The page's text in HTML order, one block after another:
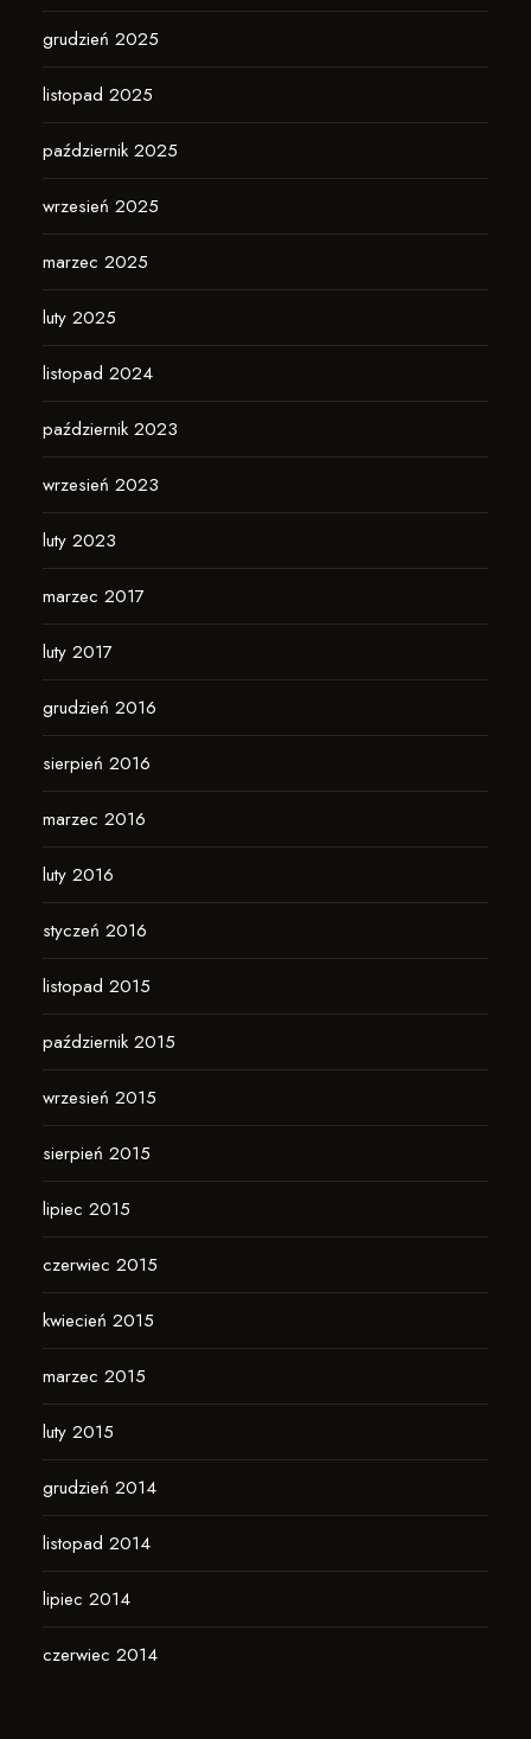
grudzień 2025
listopad 2025
październik 2025
wrzesień 2025
marzec 2025
luty 2025
listopad 2024
październik 2023
wrzesień 2023
luty 2023
marzec 2017
luty 2017
grudzień 2016
sierpień 2016
marzec 2016
luty 2016
styczeń 2016
listopad 2015
październik 2015
wrzesień 2015
sierpień 2015
lipiec 2015
czerwiec 2015
kwiecień 2015
marzec 2015
luty 2015
grudzień 2014
listopad 2014
lipiec 2014
czerwiec 2014